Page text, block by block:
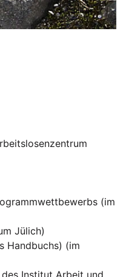
(im
Jülich)
Handbuchs) (im
Institut Arbeit und